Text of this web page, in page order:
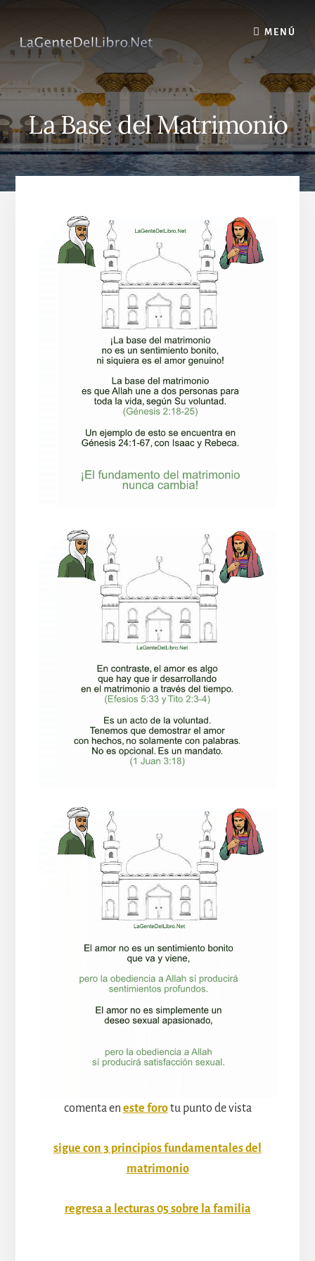
content
MENÚ
La Base del Matrimonio
comenta en este forotu punto de vista
sigue con 3 principios fundamentales del
matrimonio
regresa a lecturas 05 sobre la familia